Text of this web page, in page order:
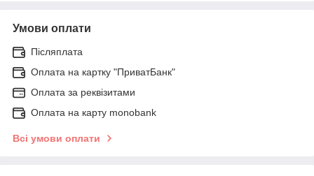
Умови оплати
Післяплата
Оплата на картку "ПриватБанк"
Оплата за реквізитами
Оплата на карту monobank
Всі умови оплати